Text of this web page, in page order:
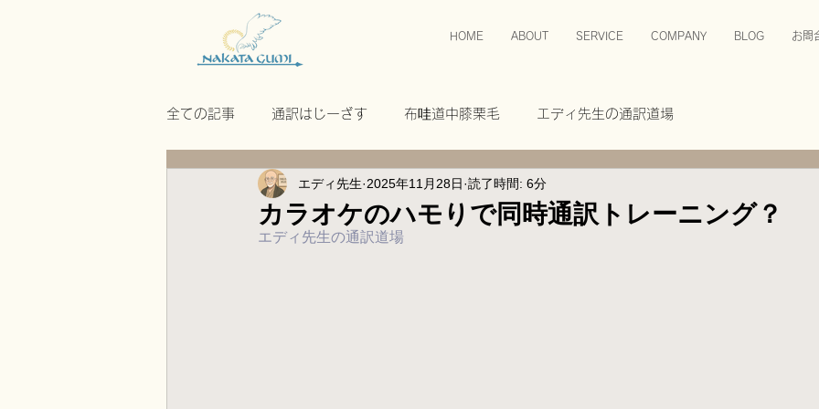
HOME ABOUT SERVICE COMPANY BLOG お問
全ての記事 通訳はじーざす 布哇道中膝栗毛 エディ先生の通訳道場
カラオケのハモりで同時通訳トレーニング？
エディ先生 2025年11月28日 読了時間: 6分
エディ先生の通訳道場